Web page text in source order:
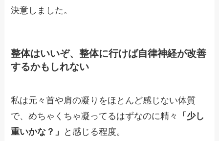
決意しました。
整体はいいぞ、整体に行けば自律神経が改善
するかもしれない
私は元々首や肩の凝りをほとんど感じない体質
で、めちゃくちゃ凝ってるはずなのに精々
「少し
重いかな？」
と感じる程度。